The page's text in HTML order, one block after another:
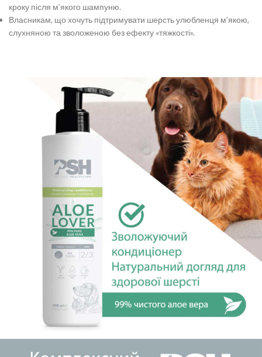
кроку після м’якого шампуню.
Власникам, що хочуть підтримувати шерсть улюбленця м’якою,
слухняною та зволоженою без ефекту «тяжкості».